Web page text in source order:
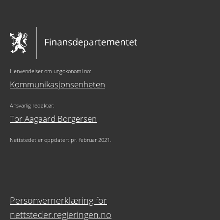
Henvendelser om ungokonomi.no:
Kommunikasjonsenheten
Ansvarlig redaktør:
Tor Aagaard Borgersen
Nettstedet er oppdatert pr. februar 2021.
Personvernerklæring for
nettsteder.regjeringen.no